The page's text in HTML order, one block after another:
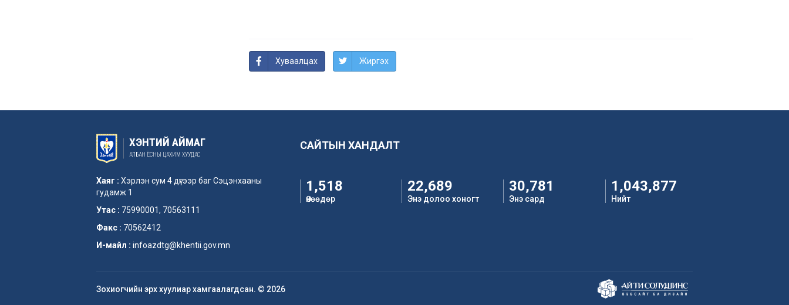
Хуваалцах Жиргэх
ХЭНТИЙ АЙМАГ
АЛБАН ЁСНЫ ЦАХИМ ХУУДАС
Хаяг : Хэрлэн сум 4 дүгээр баг Сэцэнхааны
гудамж 1
Утас : 75990001, 70563111
Факс : 70562412
И-майл : infoazdtg@khentii.gov.mn
САЙТЫН ХАНДАЛТ
1,518
Өнөөдөр
22,689
Энэ долоо хоногт
30,781
Энэ сард
1,043,877
Нийт
Зохиогчийн эрх хуулиар хамгаалагдсан. © 2026